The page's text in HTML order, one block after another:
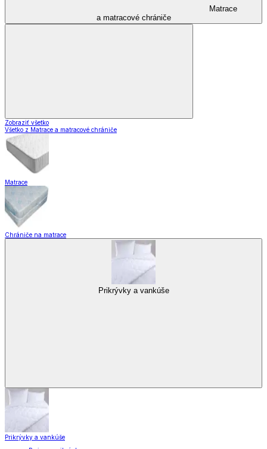
Matrace
a matracové chrániče
Zobraziť všetko
Všetko z Matrace a matracové chrániče
Matrace
Chrániče na matrace
Prikrývky a vankúše
Prikrývky a vankúše